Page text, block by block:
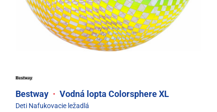
Bestway · Vodná lopta Colorsphere XL
Deti Nafukovacie ležadlá